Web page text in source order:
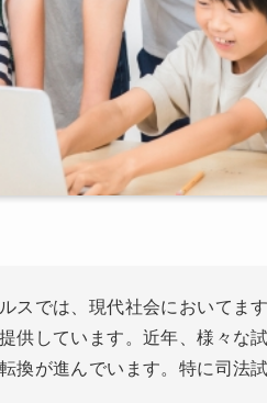
スでは、現代社会においてま
供しています。近年、様々な
換が進んでいます。特に司法